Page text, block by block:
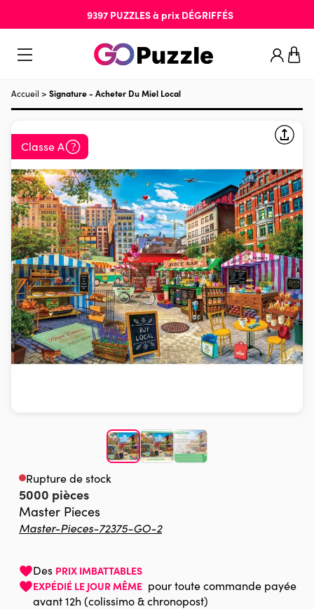
9397 PUZZLESà prix DÉGRIFFÉS
Accueil > Signature - Acheter Du Miel Local
Classe A
Rupture de stock
5000 pièces
Master Pieces
Master-Pieces-72375-GO-2
Des PRIX IMBATTABLES
EXPÉDIÉ LE JOUR MÊME pour toute commande payée
avant 12h (colissimo & chronopost)